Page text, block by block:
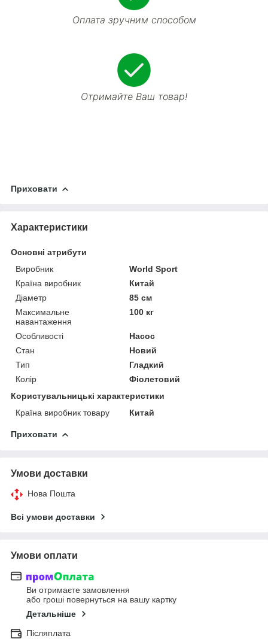
Оплата зручним способом
Отримайте Ваш товар!
Приховати
Характеристики
Основні атрибути
Виробник
World Sport
Країна виробник
Китай
Діаметр
85 см
Максимальне
навантаження
100 кг
Особливості
Насос
Стан
Новий
Тип
Гладкий
Колір
Фіолетовий
Користувальницькі характеристики
Країна виробник товару
Китай
Приховати
Умови доставки
Нова Пошта
Всі умови доставки
Умови оплати
Ви отримаєте замовлення
або гроші повернуться на вашу картку
Детальніше
Післяплата